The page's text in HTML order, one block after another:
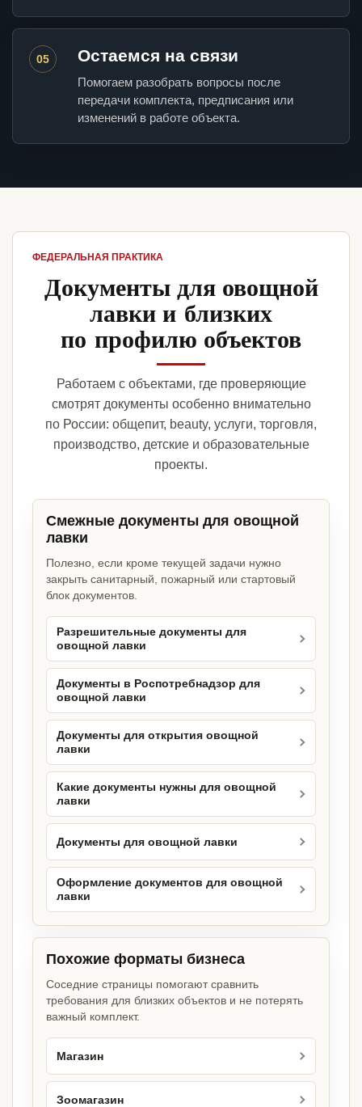
05 Остаемся на связи
Помогаем разобрать вопросы после
передачи комплекта, предписания или
изменений в работе объекта.
ФЕДЕРАЛЬНАЯ ПРАКТИКА
Документы для овощной
лавки и близких
по профилю объектов
Работаем с объектами, где проверяющие
смотрят документы особенно внимательно
по России: общепит, beauty, услуги, торговля,
производство, детские и образовательные
проекты.
Смежные документы для овощной
лавки
Полезно, если кроме текущей задачи нужно
закрыть санитарный, пожарный или стартовый
блок документов.
Разрешительные документы для
овощной лавки
Документы в Роспотребнадзор для
овощной лавки
Документы для открытия овощной
лавки
Какие документы нужны для овощной
лавки
Документы для овощной лавки
Оформление документов для овощной
лавки
Похожие форматы бизнеса
Соседние страницы помогают сравнить
требования для близких объектов и не потерять
важный комплект.
Магазин
Зоомагазин